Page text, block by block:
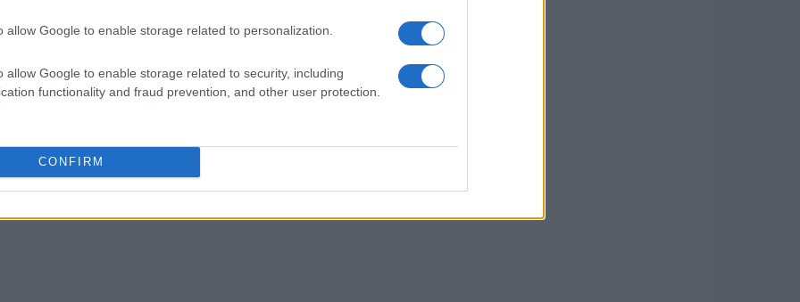
allow Google to enable storage related to personalization.
allow Google to enable storage related to security, including
functionality and fraud prevention, and other user protection.
CONFIRM
di spostamenti costosi. Le località
mappe aggiornate facilitano il rientro dopo
Dal punto di vista sanitario, la
facilmente reperibili è un ulteriore fattore di
rete di supporto sul posto.